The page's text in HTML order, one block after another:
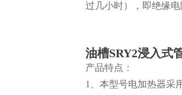
过几小时），即绝缘电
油槽SRY2浸入式
产品特点：
1、本型号电加热器采